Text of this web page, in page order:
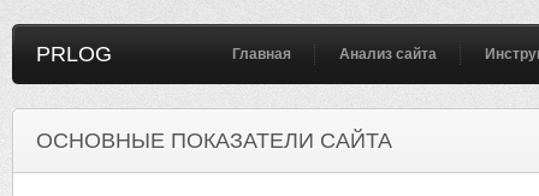
PRLOG Главная Анализ сайта
ОСНОВНЫЕ ПОКАЗАТЕЛИ САЙТА